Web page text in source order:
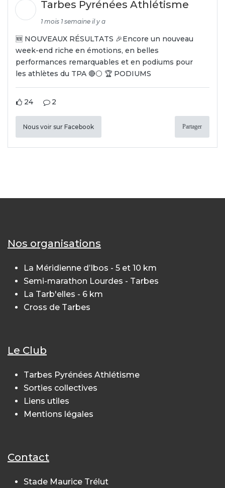
Tarbes Pyrénées Athlétisme
1 mois 1 semaine il y a
🆕 NOUVEAUX RÉSULTATS 🎉Encore un nouveau
week-end riche en émotions, en belles
performances remarquables et en podiums pour
les athlètes du TPA 🔴⚪️ 🏆 PODIUMS
24 2
Nous voir sur Facebook Partager
Nos organisations
La Méridienne d’Ibos - 5 et 10 km
Semi-marathon Lourdes - Tarbes
La Tarb'elles - 6 km
Cross de Tarbes
Le Club
Tarbes Pyrénées Athlétisme
Sorties collectives
Liens utiles
Mentions légales
Contact
Stade Maurice Trélut